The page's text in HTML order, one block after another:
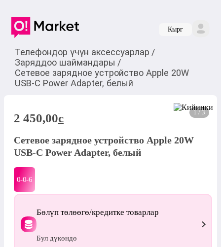
Кырг
Телефондор үчүн аксессуарлар /
Заряддоо шаймандары /
Сетевое зарядное устройство Apple 20W
USB‑C Power Adapter, белый
1 / 3
2 450,00c
Сетевое зарядное устройство Apple 20W
USB‑C Power Adapter, белый
0-0-6
Бөлүп төлөөгө/кредитке товарлар
Бул дүкөндө